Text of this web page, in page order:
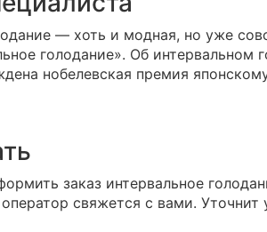
— хоть и модная, но уже
голодание». Об
нобелевская премия
заказ интервальное
свяжется с вами.